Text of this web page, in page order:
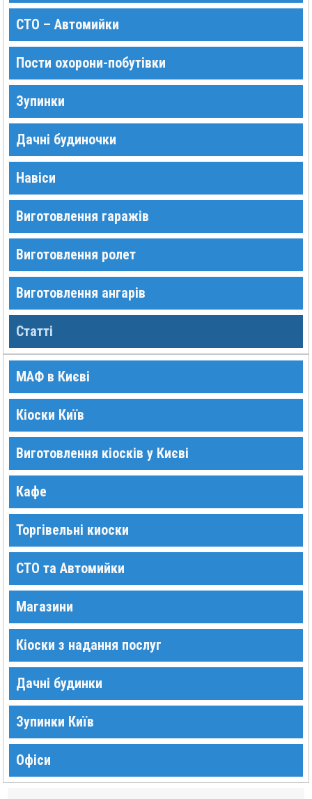
СТО – Автомийки
Пости охорони-побутівки
Зупинки
Дачні будиночки
Навіси
Виготовлення гаражів
Виготовлення ролет
Виготовлення ангарів
Статті
МАФ в Києві
Кіоски Київ
Виготовлення кіосків у Києві
Кафе
Торгівельні киоски
СТО та Автомийки
Магазини
Кіоски з надання послуг
Дачні будинки
Зупинки Київ
Офіси